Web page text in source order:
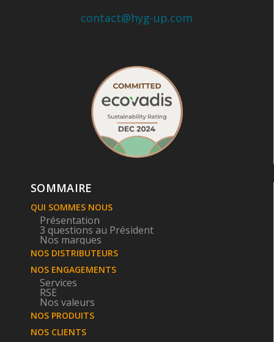
contact@hyg-up.com
SOMMAIRE
QUI SOMMES NOUS
Présentation
3 questions au Président
Nos marques
NOS DISTRIBUTEURS
NOS ENGAGEMENTS
Services
RSE
Nos valeurs
NOS PRODUITS
NOS CLIENTS